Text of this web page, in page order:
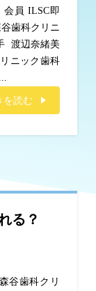
員 ILSC即
歯科クリニ
渡辺奈緒美
ニック歯科
を読む
る？
谷歯科クリ